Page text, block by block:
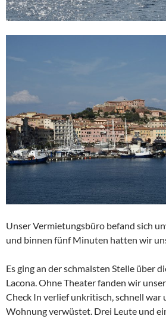
Unser Vermietungsbüro befand sich
und binnen fünf Minuten hatten wir
Es ging an der schmalsten Stelle über
Lacona. Ohne Theater fanden wir
Check In verlief unkritisch, schnell war
Wohnung verwüstet. Drei Leute und